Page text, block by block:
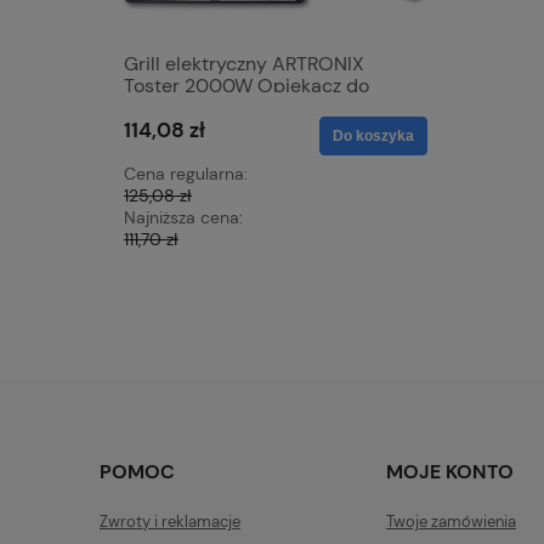
Grill elektryczny ARTRONIX
Toster 2000W Opiekacz do
XXL
114,08 zł
Cena regularna:
125,08 zł
Najniższa cena:
111,70 zł
Do koszyka
POMOC
Zwroty i reklamacje
MOJE KONTO
Twoje zamówienia